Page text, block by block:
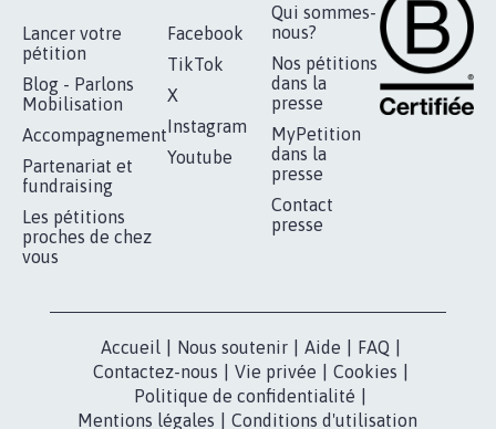
Lancer votre
pétition
Blog - Parlons
Mobilisation
Accompagnement
Partenariat et
fundraising
Les pétitions
proches de chez
vous
Facebook
TikTok
X
Instagram
Youtube
Qui sommes-
nous?
Nos pétitions
dans la
presse
MyPetition
dans la
presse
Contact
presse
Accueil Nous soutenir Aide FAQ
Contactez-nous
Vie privée Cookies
Politique de confidentialité
Mentions légales
Conditions d'utilisation